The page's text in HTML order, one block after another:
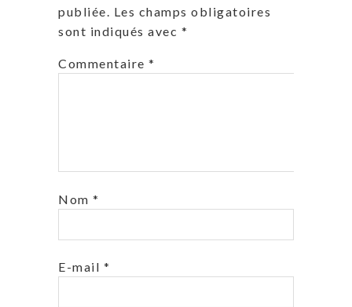
publiée. Les champs obligatoires
sont indiqués avec *
Commentaire *
Nom *
E-mail *